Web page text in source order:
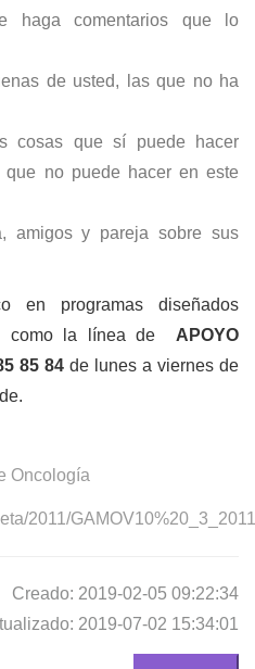
haga comentarios que lo
de usted, las que no ha
cosas que sí puede hacer
no puede hacer en este
amigos y pareja sobre sus
en programas diseñados
como la línea de APOYO
85 84 de lunes a viernes de
Oncología
2011/
Creado: 2019-02-05 09:22:34
2019-07-02 15:34:01